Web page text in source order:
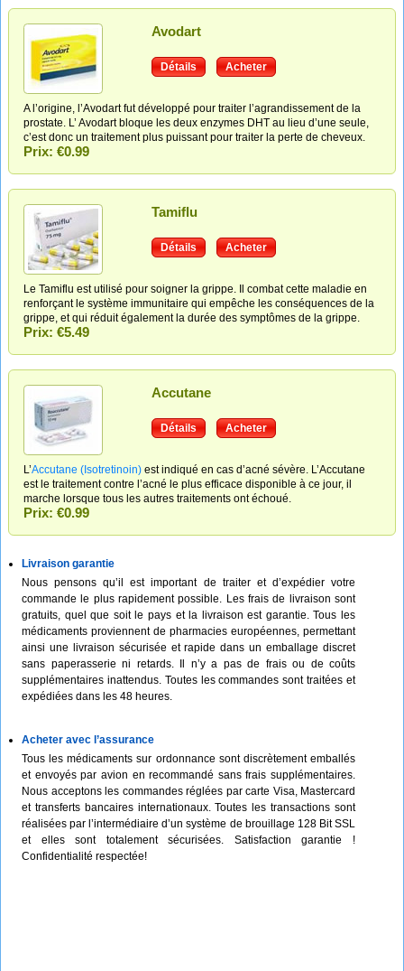
Avodart
Détails Acheter
A l’origine, l’Avodart fut développé pour traiter l’agrandissement de la
prostate. L’ Avodart bloque les deux enzymes DHT au lieu d’une seule,
c’est donc un traitement plus puissant pour traiter la perte de cheveux.
Prix: €0.99
Tamiflu
Détails Acheter
Le Tamiflu est utilisé pour soigner la grippe. Il combat cette maladie en
renforçant le système immunitaire qui empêche les conséquences de la
grippe, et qui réduit également la durée des symptômes de la grippe.
Prix: €5.49
Accutane
Détails Acheter
L’Accutane (Isotretinoin) est indiqué en cas d’acné sévère. L’Accutane
est le traitement contre l’acné le plus efficace disponible à ce jour, il
marche lorsque tous les autres traitements ont échoué.
Prix: €0.99
Livraison garantie
Nous pensons qu’il est important de traiter et d’expédier votre
commande le plus rapidement possible. Les frais de livraison sont
gratuits, quel que soit le pays et la livraison est garantie. Tous les
médicaments proviennent de pharmacies européennes, permettant
ainsi une livraison sécurisée et rapide dans un emballage discret
sans paperasserie ni retards. Il n’y a pas de frais ou de coûts
supplémentaires inattendus. Toutes les commandes sont traitées et
expédiées dans les 48 heures.
Acheter avec l’assurance
Tous les médicaments sur ordonnance sont discrètement emballés
et envoyés par avion en recommandé sans frais supplémentaires.
Nous acceptons les commandes réglées par carte Visa, Mastercard
et transferts bancaires internationaux. Toutes les transactions sont
réalisées par l’intermédiaire d’un système de brouillage 128 Bit SSL
et elles sont totalement sécurisées. Satisfaction garantie !
Confidentialité respectée!